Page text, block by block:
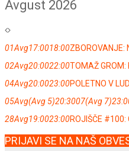
Avgust 2026
01Avg17:0018:00ZBOROVANJE:
02Avg20:0022:00TOMAŽ GROM:
04Avg20:0023:00POLETNO V
05Avg(Avg 5)20:3007(Avg 7)
28Avg19:0023:00ROJIŠČE #100:
PRIJAVI SE NA NAŠ